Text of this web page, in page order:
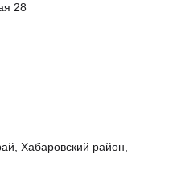
28
Хабаровский район,